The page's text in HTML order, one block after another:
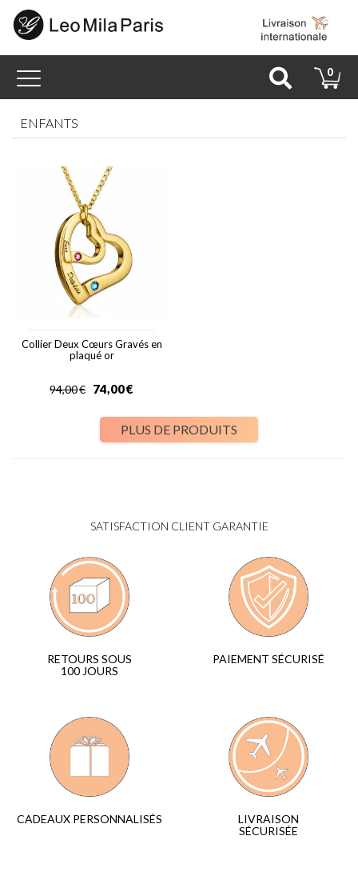
Toggle
navigation
0
ENFANTS
Collier Deux Cœurs Gravés en
plaqué or
€
94,00 €
74,00
PLUS DE PRODUITS
SATISFACTION CLIENT GARANTIE
RETOURS SOUS
100 JOURS
PAIEMENT SÉCURISÉ
CADEAUX PERSONNALISÉS
LIVRAISON
SÉCURISÉE